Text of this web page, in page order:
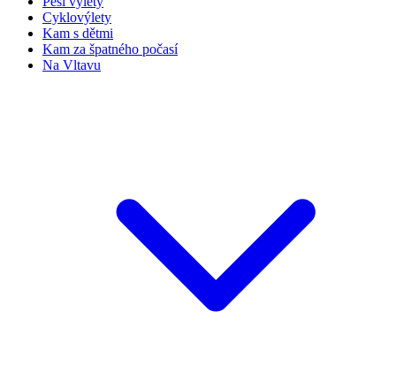
Cyklovýlety
Kam s dětmi
Kam za špatného počasí
Na Vltavu